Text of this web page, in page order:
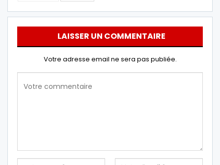
LAISSER UN COMMENTAIRE
Votre adresse email ne sera pas publiée.